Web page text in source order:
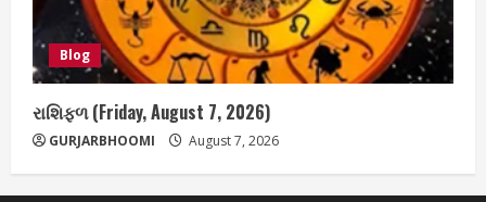
Blog
રાશિફળ (Friday, August 7, 2026)
GURJARBHOOMI August 7, 2026